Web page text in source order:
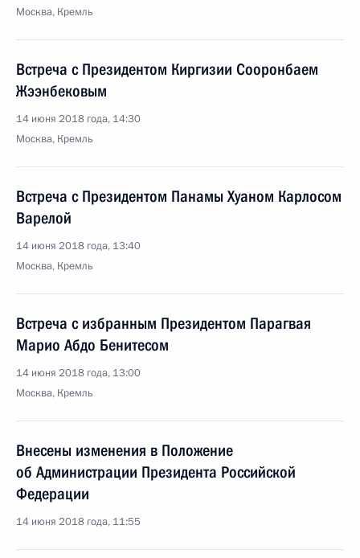
Москва, Кремль
Встреча с Президентом Киргизии Сооронбаем
Жээнбековым
14 июня 2018 года, 14:30
Москва, Кремль
Встреча с Президентом Панамы Хуаном Карлосом
Варелой
14 июня 2018 года, 13:40
Москва, Кремль
Встреча с избранным Президентом Парагвая
Марио Абдо Бенитесом
14 июня 2018 года, 13:00
Москва, Кремль
Внесены изменения в Положение
об Администрации Президента Российской
Федерации
14 июня 2018 года, 11:55